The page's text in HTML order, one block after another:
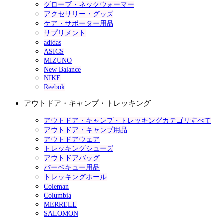
グローブ・ネックウォーマー
アクセサリー・グッズ
ケア・サポーター用品
サプリメント
adidas
ASICS
MIZUNO
New Balance
NIKE
Reebok
アウトドア・キャンプ・トレッキング
アウトドア・キャンプ・トレッキングカテゴリすべて
アウトドア・キャンプ用品
アウトドアウェア
トレッキングシューズ
アウトドアバッグ
バーベキュー用品
トレッキングポール
Coleman
Columbia
MERRELL
SALOMON